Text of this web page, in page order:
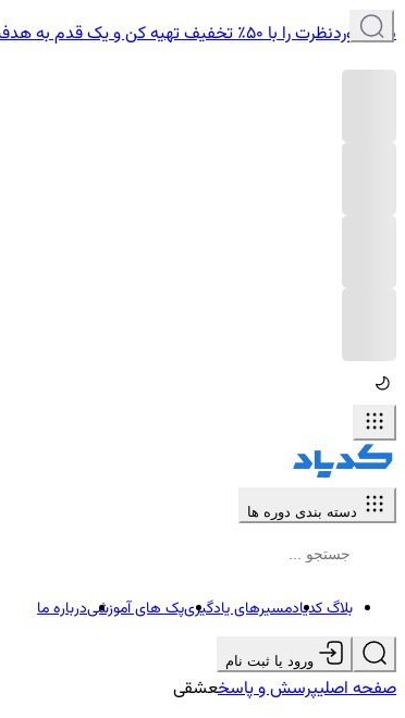
دوره موردنظرت را با ۵۰٪ تخفیف تهیه کن و یک قدم به هدفت نزدیک‌تر شو.
دسته بندی دوره ها
بلاگ کدیادمسیرهای یادگیریپک های آموزشیدرباره ما
ورود یا ثبت نام
صفحه اصلیپرسش و پاسخعشقی